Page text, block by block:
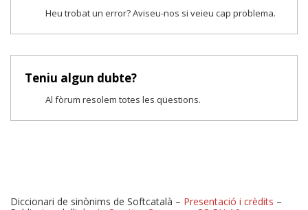
Heu trobat un error? Aviseu-nos si veieu cap problema.
Teniu algun dubte?
Al fòrum resolem totes les qüestions.
Diccionari de sinònims de Softcatalà – Presentació i crèdits –